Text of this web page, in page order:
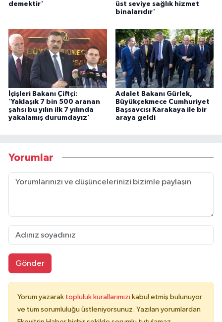
demektir'
üst seviye sağlık hizmet
binalarıdır'
İçişleri Bakanı Çiftçi:
'Yaklaşık 7 bin 500 aranan
şahsı bu yılın ilk 7 yılında
yakalamış durumdayız'
Adalet Bakanı Gürlek,
Büyükçekmece Cumhuriyet
Başsavcısı Karakaya ile bir
araya geldi
Yorumlar
Gönder
Yorum yazarak topluluk kurallarımızı kabul etmiş bulunuyor
ve tüm sorumluluğu üstleniyorsunuz. Yazılan yorumlardan